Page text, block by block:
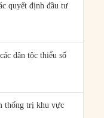
quyết định đầu tư
dân tộc thiểu số
thống trị khu vực